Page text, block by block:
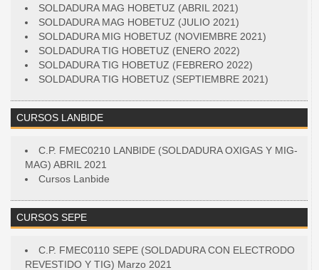
SOLDADURA MAG HOBETUZ (ABRIL 2021)
SOLDADURA MAG HOBETUZ (JULIO 2021)
SOLDADURA MIG HOBETUZ (NOVIEMBRE 2021)
SOLDADURA TIG HOBETUZ (ENERO 2022)
SOLDADURA TIG HOBETUZ (FEBRERO 2022)
SOLDADURA TIG HOBETUZ (SEPTIEMBRE 2021)
CURSOS LANBIDE
C.P. FMEC0210 LANBIDE (SOLDADURA OXIGAS Y MIG-
MAG) ABRIL 2021
Cursos Lanbide
CURSOS SEPE
C.P. FMEC0110 SEPE (SOLDADURA CON ELECTRODO
REVESTIDO Y TIG) Marzo 2021